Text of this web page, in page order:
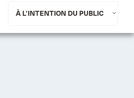
À L’INTENTION DU PUBLIC